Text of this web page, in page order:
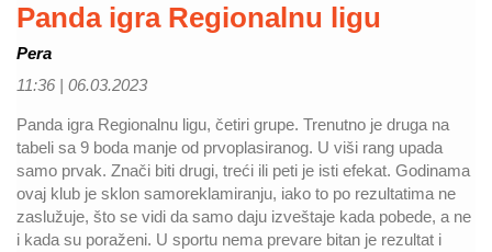
Panda igra Regionalnu ligu
Pera
11:36 | 06.03.2023
Panda igra Regionalnu ligu, četiri grupe. Trenutno je druga na
tabeli sa 9 boda manje od prvoplasiranog. U viši rang upada
samo prvak. Znači biti drugi, treći ili peti je isti efekat. Godinama
ovaj klub je sklon samoreklamiranju, iako to po rezultatima ne
zaslužuje, što se vidi da samo daju izveštaje kada pobede, a ne
i kada su poraženi. U sportu nema prevare bitan je rezultat i